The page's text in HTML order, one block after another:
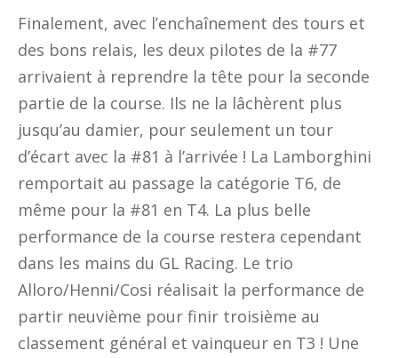
Finalement, avec l’enchaînement des tours et
des bons relais, les deux pilotes de la #77
arrivaient à reprendre la tête pour la seconde
partie de la course. Ils ne la lâchèrent plus
jusqu’au damier, pour seulement un tour
d’écart avec la #81 à l’arrivée ! La Lamborghini
remportait au passage la catégorie T6, de
même pour la #81 en T4. La plus belle
performance de la course restera cependant
dans les mains du GL Racing. Le trio
Alloro/Henni/Cosi réalisait la performance de
partir neuvième pour finir troisième au
classement général et vainqueur en T3 ! Une